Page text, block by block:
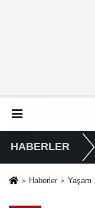
HABERLER
Haberler Yaşam